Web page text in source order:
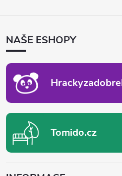
ANAŠE ESHOPY
Tomido.cz